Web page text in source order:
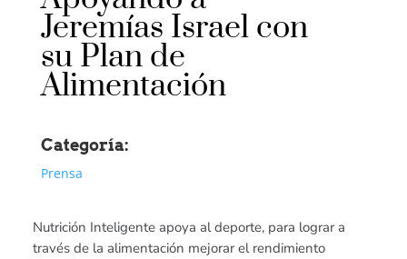
Jeremías Israel con
su Plan de
Alimentación
Categoría:
Prensa
Nutrición Inteligente apoya al deporte, para lograr a
través de la alimentación mejorar el rendimiento